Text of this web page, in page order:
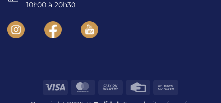
10h00 à 20h30
Visa MasterCard
Cash
Credit